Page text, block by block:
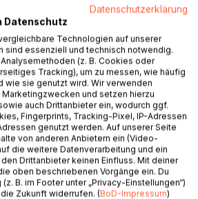
hatte die Schriftstellerin Anne Riebel
ihrer Nichte Sabrina Sponheimer
Ping Pong per SMS, per Mail und
sich Inspiration und Struktur,
künstlerisches Ungestüm und
verbunden. Und dieses liebe kleine
...
ein Gedicht
Datenschutzerklärung
Datenschutz
Technologien auf unserer
sind essenziell und technisch notwendig.
(z. B. Cookies oder
Tracking), um zu messen, wie häufig
wie sie genutzt wird. Wir verwenden
und setzen hierzu
auch Drittanbieter ein, wodurch ggf.
Fingerprints, Tracking-Pixel, IP-Adressen
genutzt werden. Auf unserer Seite
von anderen Anbietern ein (Video-
die weitere Datenverarbeitung und ein
Drittanbieter keinen Einfluss. Mit deiner
oben beschriebenen Vorgänge ein. Du
B. im Footer unter „Privacy-Einstellungen“)
Zukunft widerrufen. (BoD-Impressum)